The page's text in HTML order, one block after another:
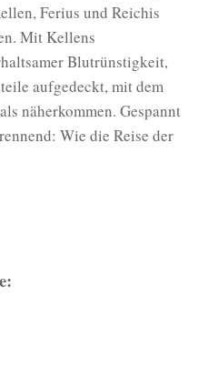
Ferius und Reichis
Mit Kellens
Blutrünstigkeit,
aufgedeckt, mit dem
näherkommen. Gespannt
Wie die Reise der